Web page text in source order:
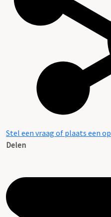
Stel een vraag of plaats een
Delen